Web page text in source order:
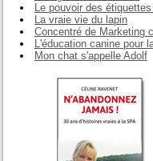
Le pouvoir des étiquettes
La vraie vie du lapin
Concentré de Marketing
L'éducation canine pour
Mon chat s'appelle Adolf